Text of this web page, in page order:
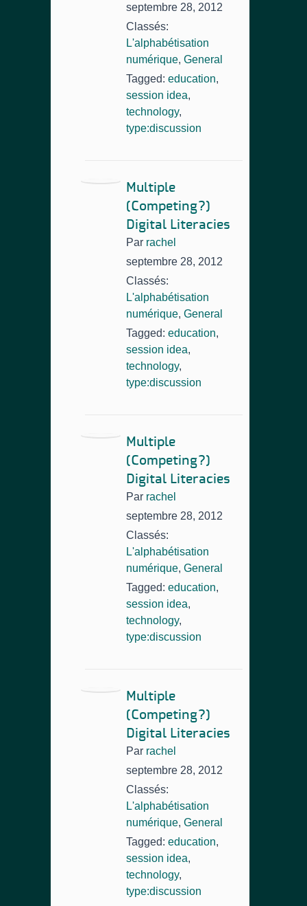
septembre 28, 2012
Classés:
L'alphabétisation
numérique, General
Tagged: education,
session idea,
technology,
type:discussion
Multiple
(Competing?)
Digital Literacies
Par rachel
septembre 28, 2012
Classés:
L'alphabétisation
numérique, General
Tagged: education,
session idea,
technology,
type:discussion
Multiple
(Competing?)
Digital Literacies
Par rachel
septembre 28, 2012
Classés:
L'alphabétisation
numérique, General
Tagged: education,
session idea,
technology,
type:discussion
Multiple
(Competing?)
Digital Literacies
Par rachel
septembre 28, 2012
Classés:
L'alphabétisation
numérique, General
Tagged: education,
session idea,
technology,
type:discussion